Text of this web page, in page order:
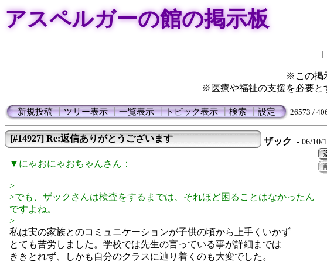
アスペルガーの館の掲示板
[
※この掲
※医療や福祉の支援を必要と
新規投稿┃ツリー表示┃一覧表示┃トピック表示┃検索┃設定 26573 /
[#14927] Re:返信ありがとうございます ザック
- 06/10/
▼にゃおにゃおちゃんさん：
>
>でも、ザックさんは検査をするまでは、それほど困ることはなかったん
ですよね。
>
私は実の家族とのコミュニケーションが子供の頃から上手くいかず
とても苦労しました。学校では先生の言っている事が詳細までは
ききとれず、しかも自分のクラスに辿り着くのも大変でした。